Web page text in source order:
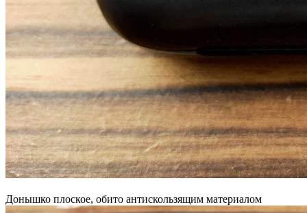
Донышко плоское, обито антискользящим материалом